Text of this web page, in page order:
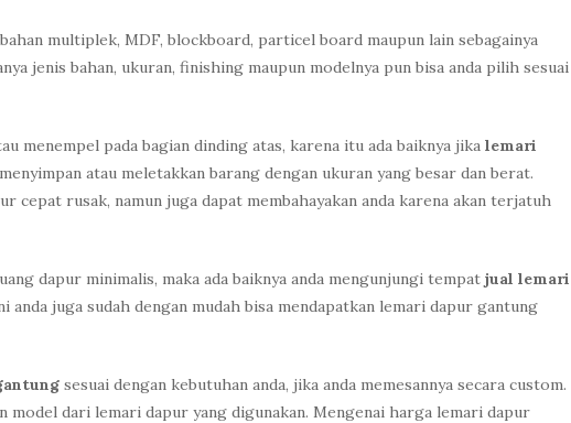
multiplek, MDF, blockboard, particel board maupun lain sebagainya
jenis bahan, ukuran, finishing maupun modelnya pun bisa anda pilih sesuai
menempel pada bagian dinding atas, karena itu ada baiknya jika lemari
atau meletakkan barang dengan ukuran yang besar dan berat.
cepat rusak, namun juga dapat membahayakan anda karena akan terjatuh
dapur minimalis, maka ada baiknya anda mengunjungi tempat jual lemari
anda juga sudah dengan mudah bisa mendapatkan lemari dapur gantung
sesuai dengan kebutuhan anda, jika anda memesannya secara custom.
model dari lemari dapur yang digunakan. Mengenai harga lemari dapur